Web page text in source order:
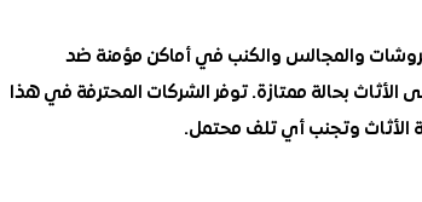
والمجالس والكنب في أماكن مؤمنة ضد
الأثاث بحالة ممتازة. توفر الشركات المحترفة في هذا
الأثاث وتجنب أي تلف محتمل.